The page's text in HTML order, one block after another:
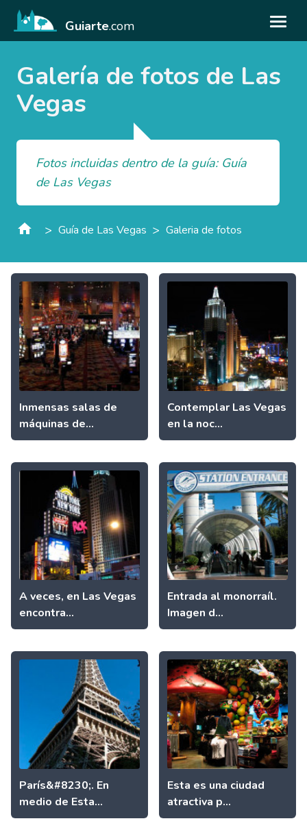
Guiarte.com
Galería de fotos de Las
Vegas
Fotos incluidas dentro de la guía: Guía
de Las Vegas
> Guía de Las Vegas > Galeria de fotos
Inmensas salas de
máquinas de...
Contemplar Las Vegas
en la noc...
A veces, en Las Vegas
encontra...
Entrada al monorraíl.
Imagen d...
París&#8230;. En
medio de Esta...
Esta es una ciudad
atractiva p...